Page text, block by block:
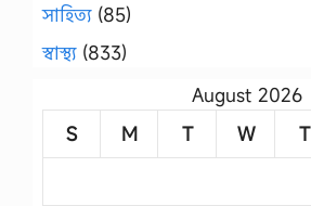
সাহিত্য(85)
স্বাস্থ্য(833)
August 2026
S
M T W T